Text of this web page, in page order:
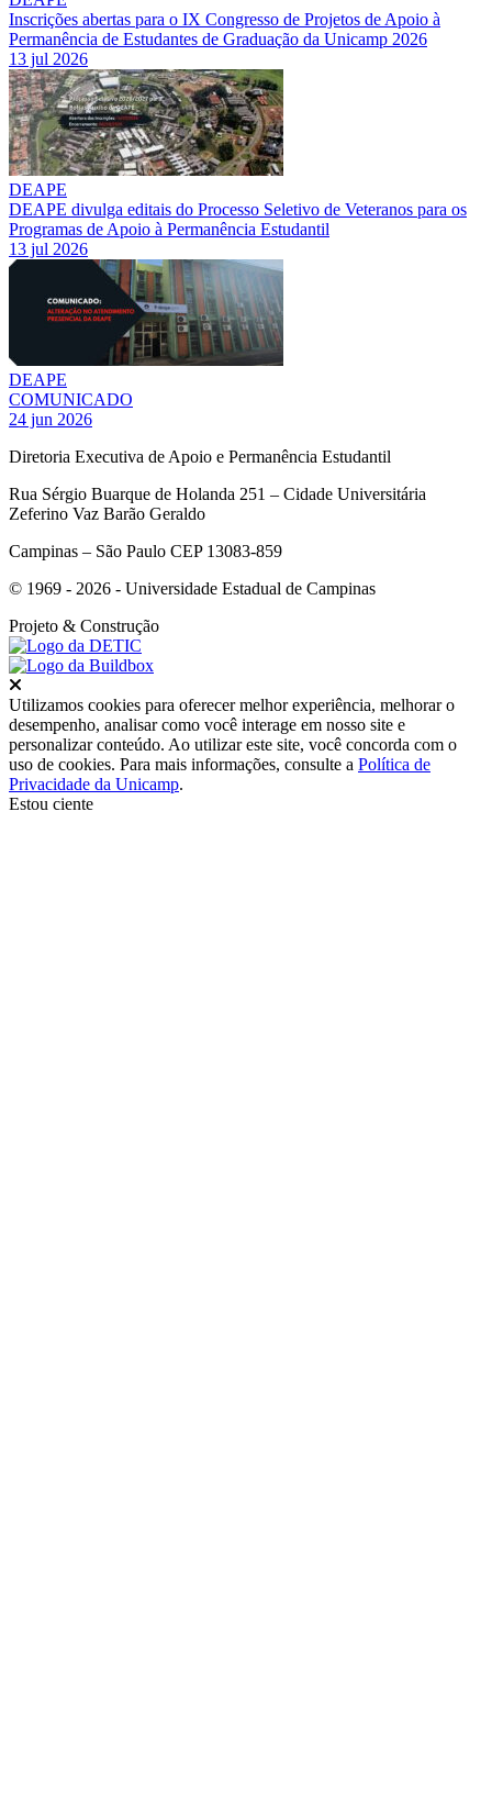
Inscrições abertas para o IX Congresso de Projetos de Apoio à
Permanência de Estudantes de Graduação da Unicamp 2026
13 jul 2026
DEAPE
DEAPE divulga editais do Processo Seletivo de Veteranos para os
Programas de Apoio à Permanência Estudantil
13 jul 2026
DEAPE
COMUNICADO
24 jun 2026
Diretoria Executiva de Apoio e Permanência Estudantil
Rua Sérgio Buarque de Holanda 251 – Cidade Universitária
Zeferino Vaz Barão Geraldo
Campinas – São Paulo CEP 13083-859
© 1969 - 2026 - Universidade Estadual de Campinas
Projeto & Construção
Utilizamos cookies para oferecer melhor experiência, melhorar o
desempenho, analisar como você interage em nosso site e
personalizar conteúdo. Ao utilizar este site, você concorda com o
uso de cookies. Para mais informações, consulte a Política de
Privacidade da Unicamp.
Estou ciente